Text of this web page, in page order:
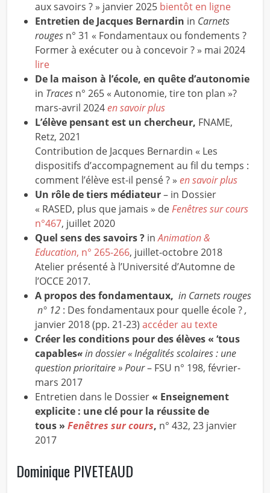
aux savoirs ? » janvier 2025 bientôt en ligne
Entretien de Jacques Bernardin in Carnets
rougesn° 31 « Fondamentaux ou fondements ?
Former à exécuter ou à concevoir ? » mai 2024
lire
De la maison à l’école, en quête d’autonomie
in Tracesn° 265 « Autonomie, tire ton plan »?
mars-avril 2024en savoir plus
L’élève pensant est un chercheur, FNAME,
Retz, 2021
Contribution de Jacques Bernardin « Les
dispositifs d’accompagnement au fil du temps :
comment l’élève est-il pensé ? » en savoir plus
Un rôle de tiers médiateur– in Dossier
« RASED, plus que jamais » deFenêtres sur cours
n°467, juillet 2020
Quel sens des savoirs ?inAnimation &
Education, n° 265-266, juillet-octobre 2018
Atelier présenté à l’Université d’Automne de
l’OCCE 2017.
A propos des fondamentaux, in Carnets rouges
n° 12 : Des fondamentaux pour quelle école ?,
janvier 2018 (pp. 21-23) accéder au texte
Créer les conditions pour des élèves « ‘tous
capables«in dossier « Inégalités scolaires : une
question prioritaire » Pour– FSU n° 198, février-
mars 2017
Entretien dans le Dossier« Enseignement
explicite : une clé pour la réussite de
tous » Fenêtres sur cours, n° 432, 23 janvier
2017
Dominique PIVETEAUD